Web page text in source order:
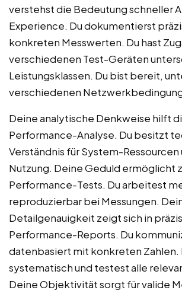
verstehst die Bedeutung schneller
Experience. Du dokumentierst
konkreten Messwerten. Du hast
verschiedenen Test-Geräten
Leistungsklassen. Du bist bereit,
verschiedenen
Deine analytische Denkweise hilft
Performance-Analyse. Du besitzt
Verständnis für System-Ressourcen
Nutzung. Deine Geduld ermöglicht
Performance-Tests. Du arbeitest
reproduzierbar bei Messungen.
Detailgenauigkeit zeigt sich in
Performance-Reports. Du
datenbasiert mit konkreten Zahlen.
systematisch und testest alle
Deine Objektivität sorgt für valide